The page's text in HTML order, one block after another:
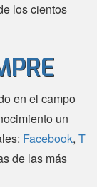
los cientos
en el campo
un
Facebook, T
de las más